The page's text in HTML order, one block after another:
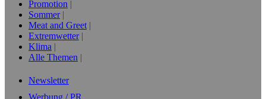
Promotion
Sommer
Meat and Greet
Extremwetter
Klima
Alle Themen
Newsletter
Werbung / PR